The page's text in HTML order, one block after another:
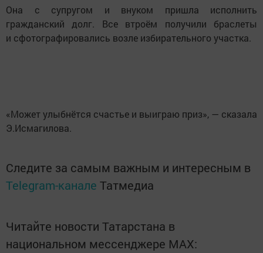
Она с супругом и внуком пришла исполнить
гражданский долг. Все втроём получили браслеты
и сфотографировались возле избирательного участка.
«Может улыбнётся счастье и выиграю приз», — сказала
Э.Исмагилова.
Следите за самым важным и интересным в
Telegram-канале Татмедиа
Читайте новости Татарстана в
национальном мессенджере MАХ: